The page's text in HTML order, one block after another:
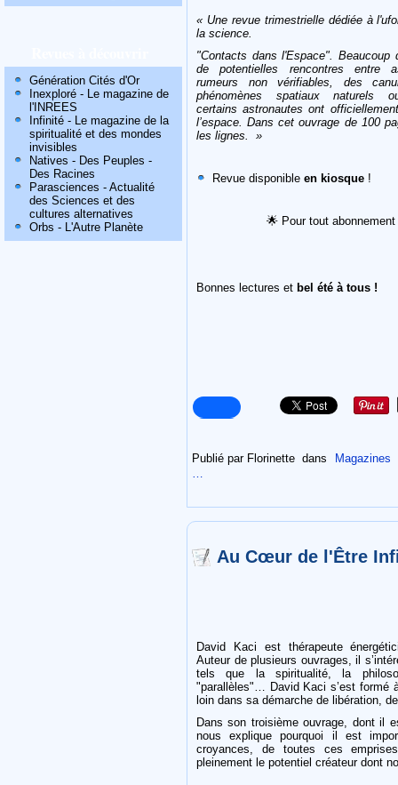
Génération Cités d'Or
Inexploré - Le magazine de
l'INREES
Infinité - Le magazine de la
spiritualité et des mondes
invisibles
Natives - Des Peuples -
Des Racines
Parasciences - Actualité
des Sciences et des
cultures alternatives
Orbs - L'Autre Planète
« Une revue trimestrielle dédiée à
la science.
"Contacts dans l'Espace".
de potentielles rencontres entre
rumeurs non vérifiables, des
phénomènes spatiaux
certains astronautes ont
l’espace. Dans cet ouvrage de 100
les lignes.
»
Revue disponible en kiosque !
🌟 Pour tout
Bonnes lectures et bel été à tous !
Publié par Florinette dans
Magazines
…
Au Cœur de l'Être
David Kaci est thérapeute
Auteur de plusieurs ouvrages, il
tels que la spiritualité, la
"parallèles"… David Kaci s’est formé
loin dans sa démarche de libération,
Dans son troisième ouvrage, dont il
nous explique pourquoi il est
croyances, de toutes ces
pleinement le potentiel créateur dont